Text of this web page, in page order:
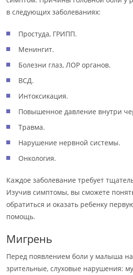
в следующих заболеваниях:
Простуда, ГРИПП.
Менингит.
Болезни глаз, ЛОР органов.
ВСД.
Интоксикация.
Повышенное давление внутри
Травма.
Нарушение нервной системы.
Онкология.
Каждое заболевание требует
Изучив симптомы, вы сможете
обратиться и оказать ребенку
помощь.
Мигрень
Перед появлением боли у малыша
зрительные, слуховые нарушения: